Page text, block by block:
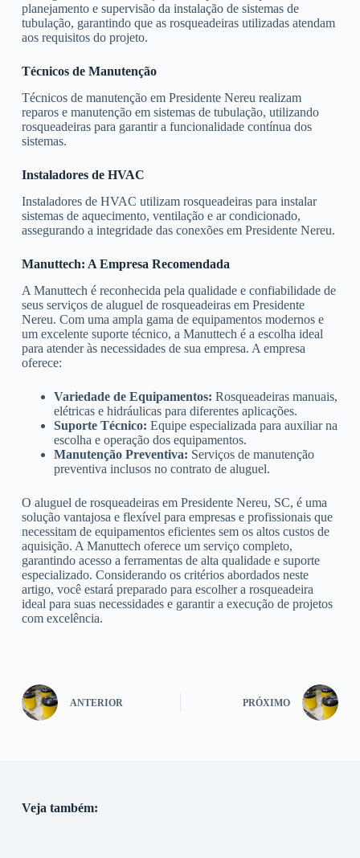
planejamento e supervisão da instalação de sistemas de
tubulação, garantindo que as rosqueadeiras utilizadas atendam
aos requisitos do projeto.
Técnicos de Manutenção
Técnicos de manutenção em Presidente Nereu realizam
reparos e manutenção em sistemas de tubulação, utilizando
rosqueadeiras para garantir a funcionalidade contínua dos
sistemas.
Instaladores de HVAC
Instaladores de HVAC utilizam rosqueadeiras para instalar
sistemas de aquecimento, ventilação e ar condicionado,
assegurando a integridade das conexões em Presidente Nereu.
Manuttech: A Empresa Recomendada
A Manuttech é reconhecida pela qualidade e confiabilidade de
seus serviços de aluguel de rosqueadeiras em Presidente
Nereu. Com uma ampla gama de equipamentos modernos e
um excelente suporte técnico, a Manuttech é a escolha ideal
para atender às necessidades de sua empresa. A empresa
oferece:
Variedade de Equipamentos: Rosqueadeiras manuais,
elétricas e hidráulicas para diferentes aplicações.
Suporte Técnico: Equipe especializada para auxiliar na
escolha e operação dos equipamentos.
Manutenção Preventiva: Serviços de manutenção
preventiva inclusos no contrato de aluguel.
O aluguel de rosqueadeiras em Presidente Nereu, SC, é uma
solução vantajosa e flexível para empresas e profissionais que
necessitam de equipamentos eficientes sem os altos custos de
aquisição. A Manuttech oferece um serviço completo,
garantindo acesso a ferramentas de alta qualidade e suporte
especializado. Considerando os critérios abordados neste
artigo, você estará preparado para escolher a rosqueadeira
ideal para suas necessidades e garantir a execução de projetos
com excelência.
ANTERIOR PRÓXIMO
Veja também: